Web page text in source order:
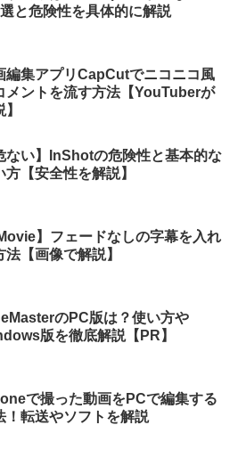
と危険性を具体的に解説
編集アプリCapCutでニコニコ風
メントを流す方法【YouTuberが
ない】InShotの危険性と基本的な
方【安全性を解説】
】フェードなしの字幕を入れ
法【画像で解説】
のPC版は？使い方や
版を徹底解説【PR】
で撮った動画をPCで編集する
！転送やソフトを解説